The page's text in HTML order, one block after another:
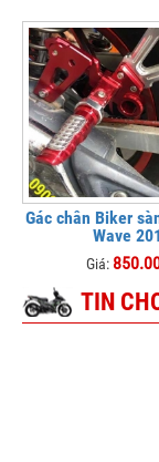
Gác chân Biker
Wave
Giá:
TIN